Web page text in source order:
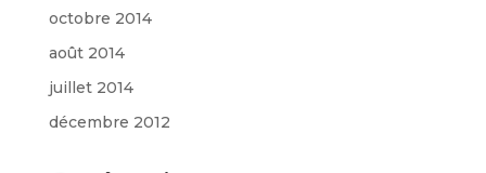
octobre 2014
août 2014
juillet 2014
décembre 2012